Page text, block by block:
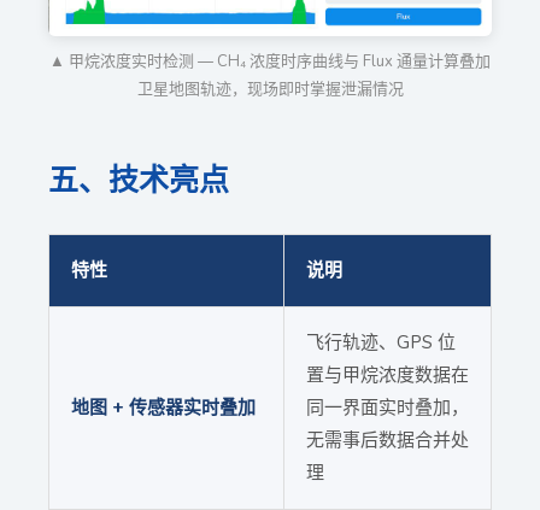
▲ 甲烷浓度实时检测 — CH₄ 浓度时序曲线与 Flux 通量计算叠加
卫星地图轨迹，现场即时掌握泄漏情况
五、技术亮点
特性 说明
地图 + 传感器实时叠加
飞行轨迹、GPS 位
置与甲烷浓度数据在
同一界面实时叠加，
无需事后数据合并处
理